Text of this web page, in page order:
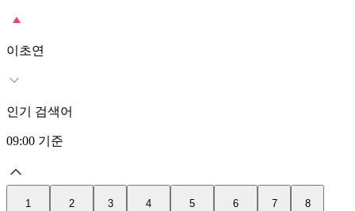
이초연
인기 검색어
09:00 기준
1 2 3 4 5 6 7 8